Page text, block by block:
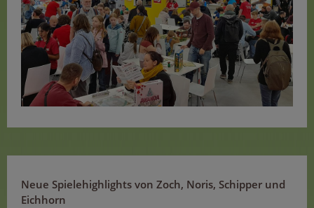
Neue Spielehighlights von Zoch, Noris, Schipper und
Eichhorn